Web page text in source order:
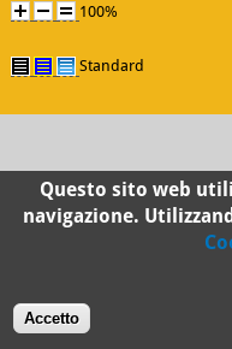
100%
Standard
Questo sito web
navigazione.
Accetto